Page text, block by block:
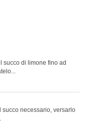
succo di limone fino ad
succo necessario, versarlo